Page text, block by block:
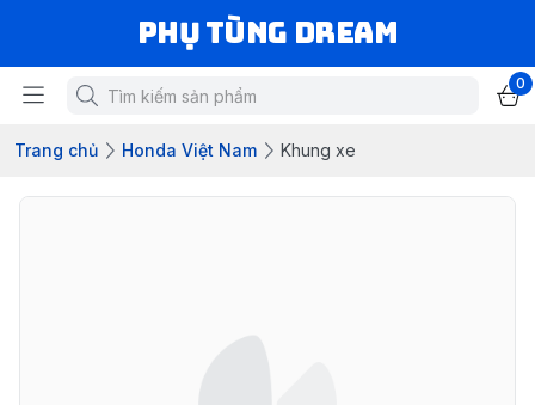
Phụ Tùng Dream
0
Trang chủ Honda Việt Nam Khung xe